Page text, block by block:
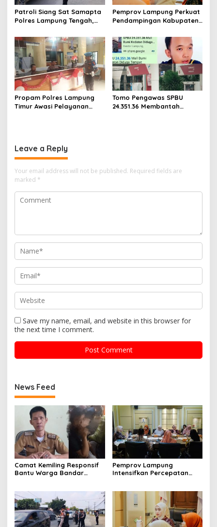
Patroli Siang Sat Samapta
Polres Lampung Tengah,
di Jalinteng Sumatera
Pemprov Lampung Perkuat
Pendampingan Kabupaten
TBC di Tanggamus
Propam Polres Lampung
Timur Awasi Pelayanan
Tomo Pengawas SPBU
24.351.36 Membantah
Leave a Reply
Your email address will not be published. Required fields are
marked *
Save my name, email, and website in this browser for
the next time I comment.
News Feed
Camat Kemiling Responsif
Bantu Warga Bandar
Pemprov Lampung
Intensifkan Percepatan